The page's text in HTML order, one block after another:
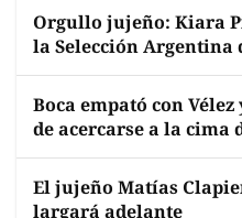
Orgullo jujeño: Kiara
la Selección Argentina
Boca empató con
de acercarse a la cima
El jujeño Matías
largará adelante